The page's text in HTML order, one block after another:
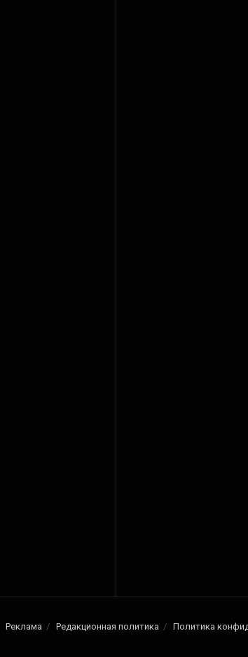
Реклама Редакционная политика Политика